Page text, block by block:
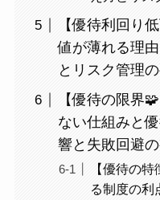
【優待利回り
値が薄れる理
とリスク管理
【優待の限界
ない仕組みと
響と失敗回避
【優待の
る制度の利